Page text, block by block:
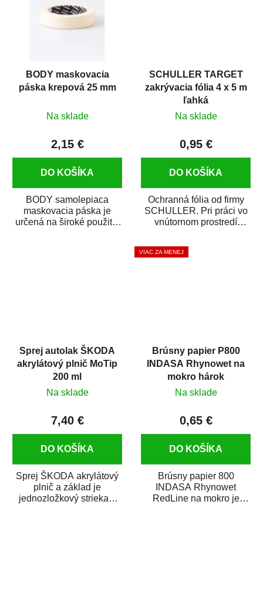
BODY maskovacia
páska krepová 25 mm
Na sklade
2,15 €
DO KOŠÍKA
BODY samolepiaca
maskovacia páska je
určená na široké použitie
SCHULLER TARGET
zakrývacia fólia 4 x 5 m
ľahká
Na sklade
0,95 €
DO KOŠÍKA
Ochranná fólia od firmy
SCHULLER. Pri práci vo
vnútornom prostredí
farbou, špinou,...
Sprej autolak ŠKODA
akrylátový plnič MoTip
200 ml
Na sklade
7,40 €
DO KOŠÍKA
Sprej ŠKODA akrylátový
plnič a základ je
jednozložkový striekací
VIAC ZA MENEJ
Brúsny papier P800
INDASA Rhynowet na
mokro hárok
Na sklade
0,65 €
DO KOŠÍKA
Brúsny papier 800
INDASA Rhynowet
RedLine na mokro je